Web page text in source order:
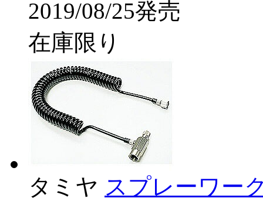
2019/08/25発売
在庫限り
タミヤ スプレーワー